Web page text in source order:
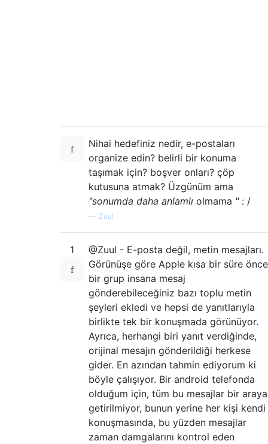
Nihai hedefiniz nedir, e-postaları
organize edin? belirli bir konuma
taşımak için? boşver onları? çöp
kutusuna atmak? Üzgünüm ama
"sonumda daha anlamlı olmama ": /
— Zuul
1
@Zuul - E-posta değil, metin mesajları.
Görünüşe göre Apple kısa bir süre önce
bir grup insana mesaj
gönderebileceğiniz bazı toplu metin
şeyleri ekledi ve hepsi de yanıtlarıyla
birlikte tek bir konuşmada görünüyor.
Ayrıca, herhangi biri yanıt verdiğinde,
orijinal mesajın gönderildiği herkese
gider. En azından tahmin ediyorum ki
böyle çalışıyor. Bir android telefonda
olduğum için, tüm bu mesajlar bir araya
getirilmiyor, bunun yerine her kişi kendi
konuşmasında, bu yüzden mesajlar
zaman damgalarını kontrol eden